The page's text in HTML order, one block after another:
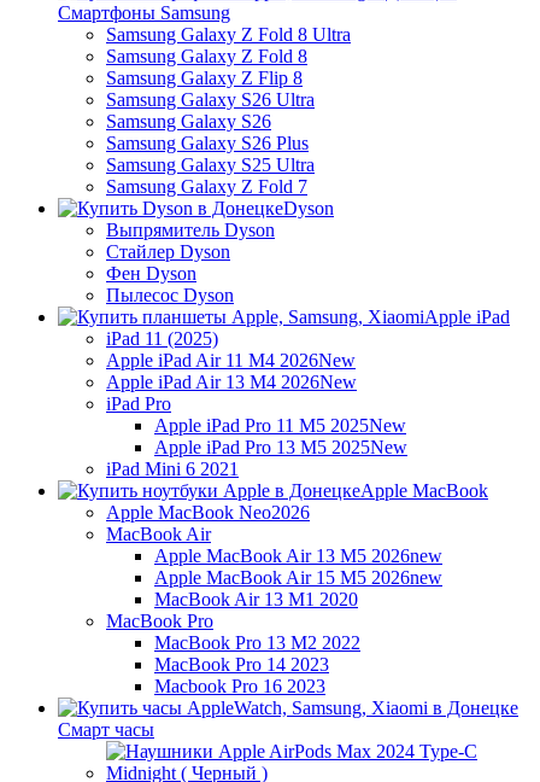
Смартфоны Samsung
Samsung Galaxy Z Fold 8 Ultra
Samsung Galaxy Z Fold 8
Samsung Galaxy Z Flip 8
Samsung Galaxy S26 Ultra
Samsung Galaxy S26
Samsung Galaxy S26 Plus
Samsung Galaxy S25 Ultra
Samsung Galaxy Z Fold 7
Dyson
Выпрямитель Dyson
Стайлер Dyson
Фен Dyson
Пылесос Dyson
Apple iPad
iPad 11 (2025)
Apple iPad Air 11 M4 2026New
Apple iPad Air 13 M4 2026New
iPad Pro
Apple iPad Pro 11 M5 2025New
Apple iPad Pro 13 M5 2025New
iPad Mini 6 2021
Apple MacBook
Apple MacBook Neo2026
MacBook Air
Apple MacBook Air 13 M5 2026new
Apple MacBook Air 15 M5 2026new
MacBook Air 13 M1 2020
MacBook Pro
MacBook Pro 13 M2 2022
MacBook Pro 14 2023
Macbook Pro 16 2023
Смарт часы